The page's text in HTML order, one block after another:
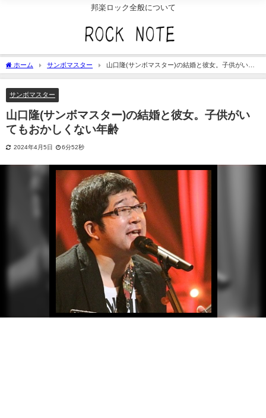
邦楽ロック全般について
ホーム サンボマスター
山口隆(サンボマスター)の結婚と彼女。子供がいて
もおかしくない年齢
サンボマスター
山口隆(サンボマスター)の結婚と彼女。子供がい
てもおかしくない年齢
2024年4月5日 6分52秒